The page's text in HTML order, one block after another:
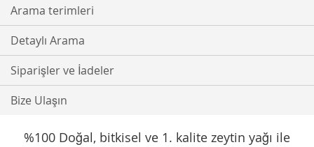
Arama terimleri
Detaylı Arama
Siparişler ve İadeler
Bize Ulaşın
%100 Doğal, bitkisel ve 1. kalite zeytin yağı ile